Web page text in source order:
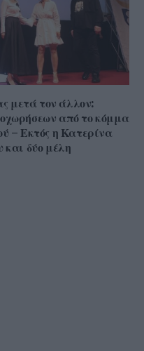
μετά τον άλλον:
από το κόμμα
– Εκτός η Κατερίνα
και δύο μέλη